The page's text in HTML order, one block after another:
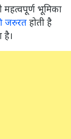
महत्वपूर्ण भूमिका
जरुरत होती है
है।